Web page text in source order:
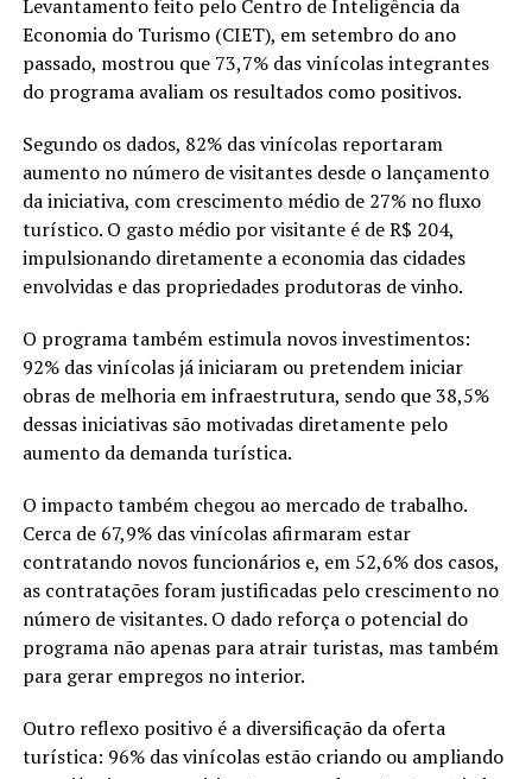
Levantamento feito pelo Centro de Inteligência da
Economia do Turismo (CIET), em setembro do ano
passado, mostrou que 73,7% das vinícolas integrantes
do programa avaliam os resultados como positivos.
Segundo os dados, 82% das vinícolas reportaram
aumento no número de visitantes desde o lançamento
da iniciativa, com crescimento médio de 27% no fluxo
turístico. O gasto médio por visitante é de R$ 204,
impulsionando diretamente a economia das cidades
envolvidas e das propriedades produtoras de vinho.
O programa também estimula novos investimentos:
92% das vinícolas já iniciaram ou pretendem iniciar
obras de melhoria em infraestrutura, sendo que 38,5%
dessas iniciativas são motivadas diretamente pelo
aumento da demanda turística.
O impacto também chegou ao mercado de trabalho.
Cerca de 67,9% das vinícolas afirmaram estar
contratando novos funcionários e, em 52,6% dos casos,
as contratações foram justificadas pelo crescimento no
número de visitantes. O dado reforça o potencial do
programa não apenas para atrair turistas, mas também
para gerar empregos no interior.
Outro reflexo positivo é a diversificação da oferta
turística: 96% das vinícolas estão criando ou ampliando